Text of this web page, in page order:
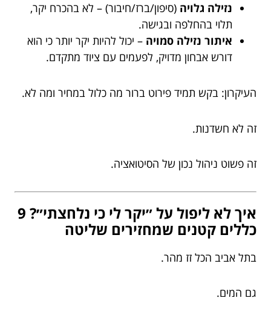
נזילה גלויה (סיפון/ברז/חיבור) – לא בהכרח יקר,
תלוי בהחלפה ובגישה.
איתור נזילה סמויה – יכול להיות יקר יותר כי הוא
דורש אבחון מדויק, לפעמים עם ציוד מתקדם.
העיקרון: בקש תמיד פירוט ברור מה כלול במחיר ומה לא.
זה לא חשדנות.
זה פשוט ניהול נכון של הסיטואציה.
איך לא ליפול על ״יקר לי כי נלחצתי״? 9
כללים קטנים שמחזירים שליטה
בתל אביב הכל זז מהר.
גם המים.